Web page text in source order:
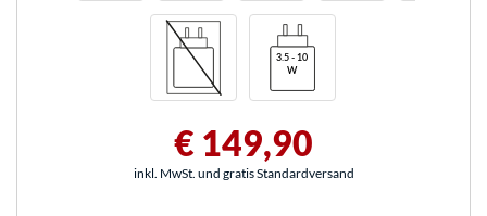
€ 149,90
inkl. MwSt. und gratis Standardversand